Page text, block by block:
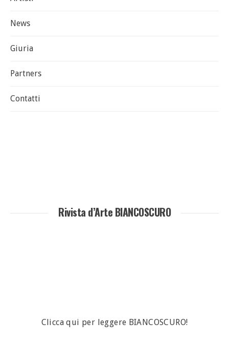
News
Giuria
Partners
Contatti
Rivista d’Arte BIANCOSCURO
Clicca qui per leggere BIANCOSCURO!